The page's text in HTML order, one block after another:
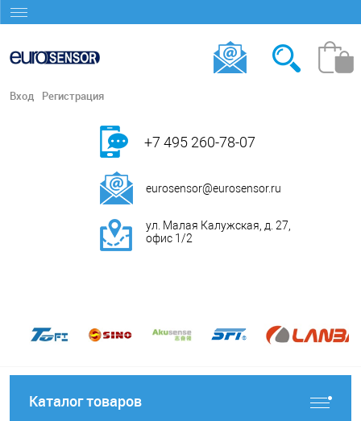
Вход Регистрация
+7 495 260-78-07
eurosensor@eurosensor.ru
ул. Малая Калужская, д. 27,
офис 1/2
Каталог товаров